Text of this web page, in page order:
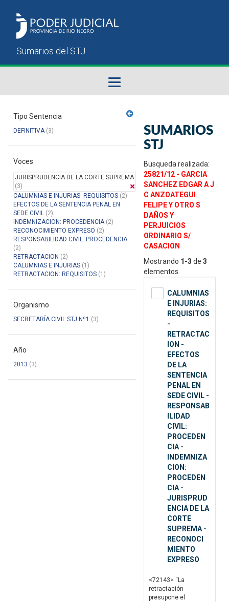
Sumarios del STJ
Manual del Usuario
Tipo Sentencia
DEFINITIVA(3)
Voces
JURISPRUDENCIA DE LA CORTE SUPREMA
(3)
CALUMNIAS E INJURIAS: REQUISITOS (2)
EFECTOS DE LA SENTENCIA PENAL EN
SEDE CIVIL (2)
INDEMNIZACION: PROCEDENCIA(2)
RECONOCIMIENTO EXPRESO (2)
RESPONSABILIDAD CIVIL: PROCEDENCIA
(2)
RETRACTACION (2)
CALUMNIAS E INJURIAS (1)
RETRACTACION: REQUISITOS (1)
Organismo
SECRETARÍA CIVIL STJ Nº1 (3)
Año
2013 (3)
SUMARIOS
STJ
Busqueda realizada:
25821/12 - GARCIA
SANCHEZ EDGAR A J
C ANZOATEGUI
FELIPE Y OTRO S
DAÑOS Y
PERJUICIOS
ORDINARIO S/
CASACION
Mostrando 1-3 de 3
elementos.
CALUMNIAS
E INJURIAS:
REQUISITOS
-
RETRACTAC
ION -
EFECTOS
DE LA
SENTENCIA
PENAL EN
SEDE CIVIL -
RESPONSAB
ILIDAD
CIVIL:
PROCEDEN
CIA -
INDEMNIZA
CION:
PROCEDEN
CIA -
JURISPRUD
ENCIA DE LA
CORTE
SUPREMA -
RECONOCI
MIENTO
EXPRESO
<72143> “La
retractación
presupone el